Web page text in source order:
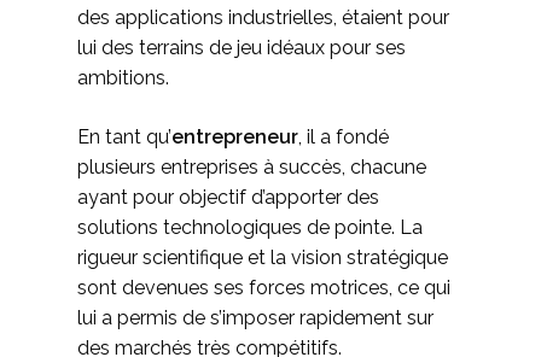
des applications industrielles, étaient pour
lui des terrains de jeu idéaux pour ses
ambitions.
En tant qu’entrepreneur , il a fondé
plusieurs entreprises à succès, chacune
ayant pour objectif d’apporter des
solutions technologiques de pointe. La
rigueur scientifique et la vision stratégique
sont devenues ses forces motrices, ce qui
lui a permis de s’imposer rapidement sur
des marchés très compétitifs.